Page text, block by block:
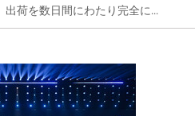
荷を数日間にわたり完全に...